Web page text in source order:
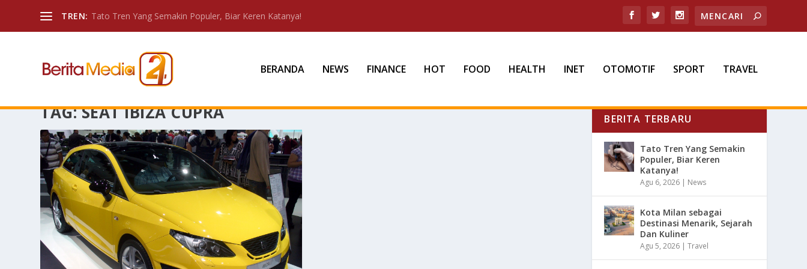
TREN: Tato Tren Yang Semakin Populer, Biar Keren Katanya!
BERANDA NEWS FINANCE HOT FOOD HEALTH INET OTOMOTIF SPORT TRAVEL
TAG:SEAT IBIZA CUPRA BERITA TERBARU
Tato Tren Yang Semakin
Populer, Biar Keren
Katanya!
Agu 6, 2026 | News
Kota Milan sebagai
Destinasi Menarik, Sejarah
Dan Kuliner
Agu 5, 2026 |Travel